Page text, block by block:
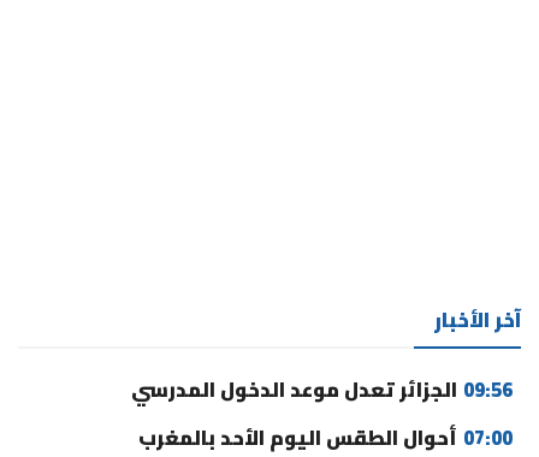
آخر الأخبار
09:56 الجزائر تعدل موعد الدخول المدرسي
07:00 أحوال الطقس اليوم الأحد بالمغرب